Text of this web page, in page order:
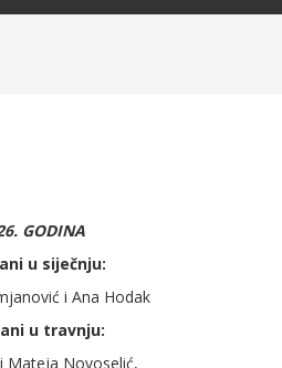
GODINA
u siječnju:
i Ana Hodak
u travnju:
Mateja Novoselić,